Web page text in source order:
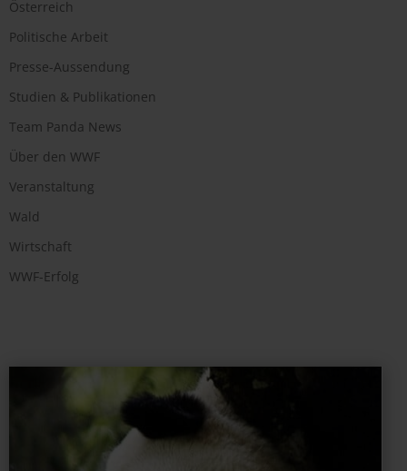
Österreich
Politische Arbeit
Presse-Aussendung
Studien & Publikationen
Team Panda News
Über den WWF
Veranstaltung
Wald
Wirtschaft
WWF-Erfolg